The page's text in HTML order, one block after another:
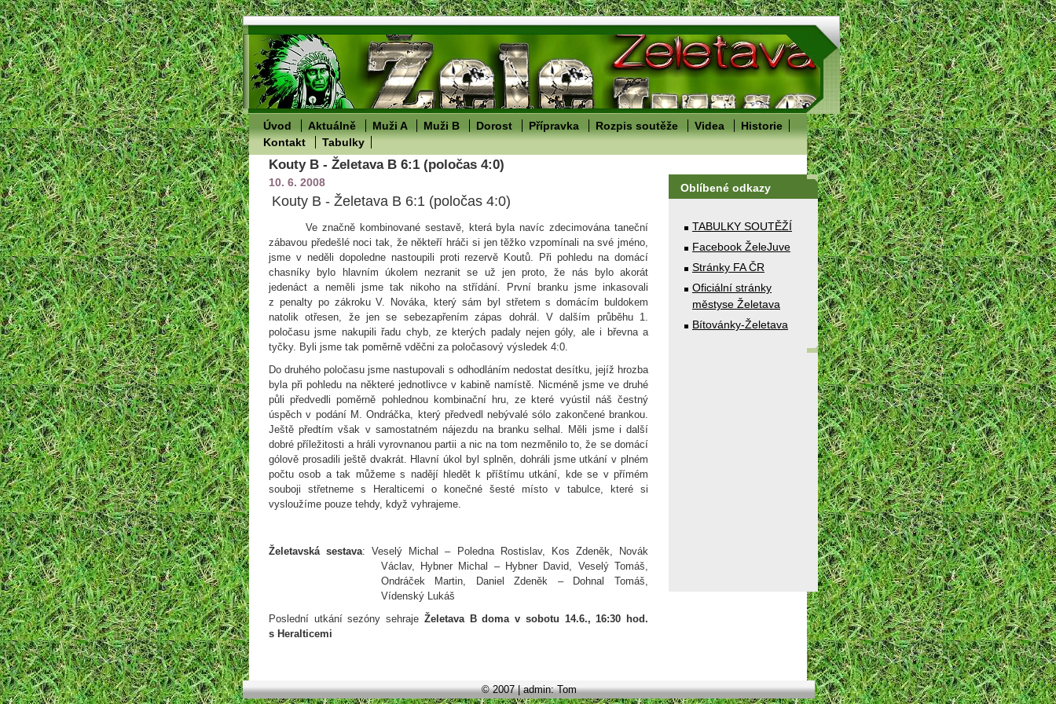
Úvod Aktuálně Muži A Muži B Dorost Přípravka Rozpis soutěže Videa
Historie
Kontakt
Tabulky
Oblíbené odkazy
TABULKY SOUTĚŽÍ
Facebook ŽeleJuve
Stránky FA ČR
Oficiální stránky
městyse Želetava
Bítovánky-Želetava
Kouty B - Želetava B 6:1 (poločas 4:0)
10. 6. 2008
Kouty B - Želetava B 6:1 (poločas 4:0)
Ve značně kombinované sestavě, která byla navíc zdecimována taneční
zábavou předešlé noci tak, že někteří hráči si jen těžko vzpomínali na své jméno,
jsme v neděli dopoledne nastoupili proti rezervě Koutů. Při pohledu na domácí
chasníky bylo hlavním úkolem nezranit se už jen proto, že nás bylo akorát
jedenáct a neměli jsme tak nikoho na střídání. První branku jsme inkasovali
z penalty po zákroku V. Nováka, který sám byl střetem s domácím buldokem
natolik otřesen, že jen se sebezapřením zápas dohrál. V dalším průběhu 1.
poločasu jsme nakupili řadu chyb, ze kterých padaly nejen góly, ale i břevna a
tyčky. Byli jsme tak poměrně vděčni za poločasový výsledek 4:0.
Do druhého poločasu jsme nastupovali s odhodláním nedostat desítku, jejíž hrozba
byla při pohledu na některé jednotlivce v kabině namístě. Nicméně jsme ve druhé
půli předvedli poměrně pohlednou kombinační hru, ze které vyústil náš čestný
úspěch v podání M. Ondráčka, který předvedl nebývalé sólo zakončené brankou.
Ještě předtím však v samostatném nájezdu na branku selhal. Měli jsme i další
dobré příležitosti a hráli vyrovnanou partii a nic na tom nezměnilo to, že se domácí
gólově prosadili ještě dvakrát. Hlavní úkol byl splněn, dohráli jsme utkání v plném
počtu osob a tak můžeme s nadějí hledět k příštímu utkání, kde se v přímém
souboji střetneme s Heralticemi o konečné šesté místo v tabulce, které si
vysloužíme pouze tehdy, když vyhrajeme.
Želetavská sestava: Veselý Michal – Poledna Rostislav, Kos Zdeněk, Novák
Václav, Hybner Michal – Hybner David, Veselý Tomáš,
Ondráček Martin, Daniel Zdeněk – Dohnal Tomáš,
Vídenský Lukáš
Poslední utkání sezóny sehraje Želetava B doma v sobotu 14.6., 16:30 hod.
s Heralticemi
© 2007 | admin: Tom